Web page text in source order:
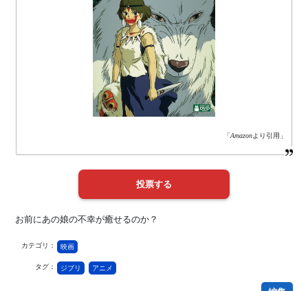
「Amazonより引用」
お前にあの娘の不幸が癒せるのか？
カテゴリ： 映画
タグ： ジブリ アニメ